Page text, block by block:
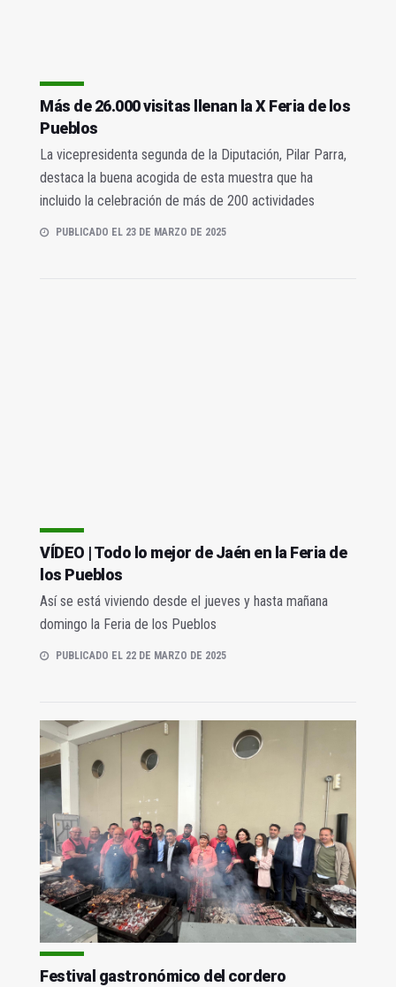
Más de 26.000 visitas llenan la X Feria de los
Pueblos
La vicepresidenta segunda de la Diputación, Pilar Parra,
destaca la buena acogida de esta muestra que ha
incluido la celebración de más de 200 actividades
PUBLICADO EL 23 DE MARZO DE 2025
VÍDEO | Todo lo mejor de Jaén en la Feria de
los Pueblos
Así se está viviendo desde el jueves y hasta mañana
domingo la Feria de los Pueblos
PUBLICADO EL 22 DE MARZO DE 2025
Festival gastronómico del cordero